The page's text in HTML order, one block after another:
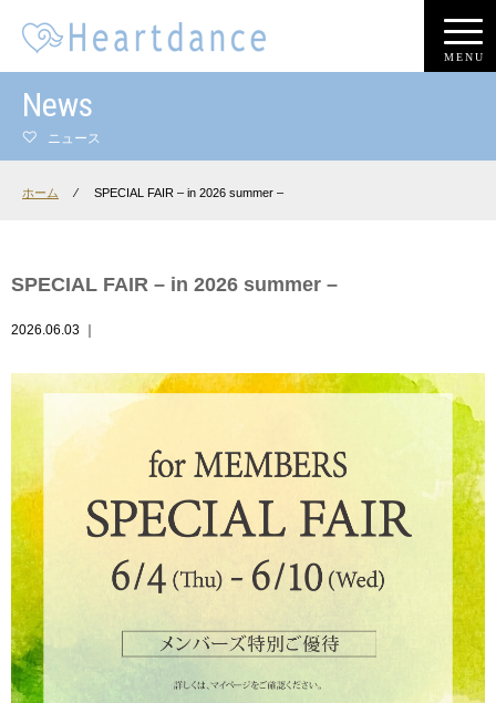
MENU
News
ニュース
ホーム ⁄ SPECIAL FAIR – in 2026 summer –
SPECIAL FAIR – in 2026 summer –
2026.06.03